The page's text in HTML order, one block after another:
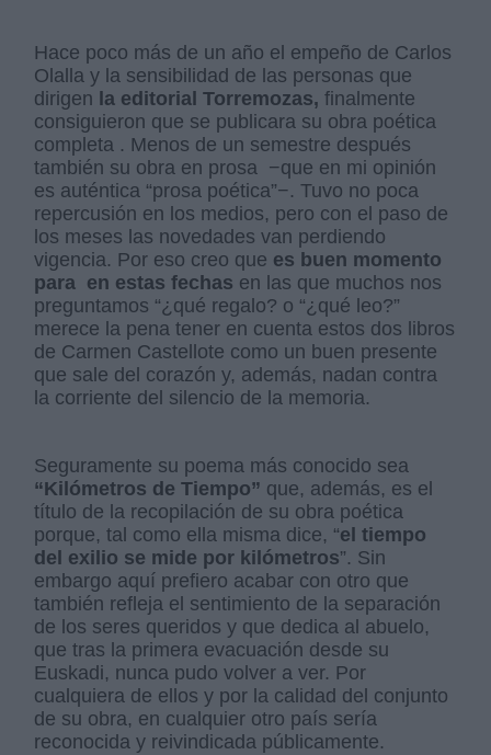
Hace poco más de un año el empeño de Carlos
Olalla y la sensibilidad de las personas que
dirigen la editorial Torremozas, finalmente
consiguieron que se publicara su obra poética
completa . Menos de un semestre después
también su obra en prosa −que en mi opinión
es auténtica “prosa poética”−. Tuvo no poca
repercusión en los medios, pero con el paso de
los meses las novedades van perdiendo
vigencia. Por eso creo que es buen momento
para en estas fechas en las que muchos nos
preguntamos “¿qué regalo? o “¿qué leo?”
merece la pena tener en cuenta estos dos libros
de Carmen Castellote como un buen presente
que sale del corazón y, además, nadan contra
la corriente del silencio de la memoria.
Seguramente su poema más conocido sea
“Kilómetros de Tiempo” que, además, es el
título de la recopilación de su obra poética
porque, tal como ella misma dice, “el tiempo
del exilio se mide por kilómetros”. Sin
embargo aquí prefiero acabar con otro que
también refleja el sentimiento de la separación
de los seres queridos y que dedica al abuelo,
que tras la primera evacuación desde su
Euskadi, nunca pudo volver a ver. Por
cualquiera de ellos y por la calidad del conjunto
de su obra, en cualquier otro país sería
reconocida y reivindicada públicamente.